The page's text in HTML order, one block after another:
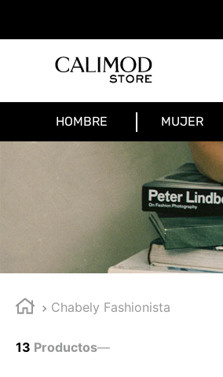
HOMBRE MUJER
Chabely Fashionista
13 Productos—